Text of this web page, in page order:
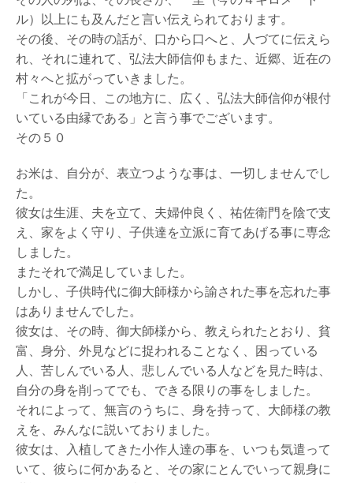
ル）以上にも及んだと言い伝えられております。
その後、その時の話が、口から口へと、人づてに伝えら
れ、それに連れて、弘法大師信仰もまた、近郷、近在の
村々へと拡がっていきました。
「これが今日、この地方に、広く、弘法大師信仰が根付
いている由縁である」と言う事でございます。
その５０
お米は、自分が、表立つような事は、一切しませんでし
た。
彼女は生涯、夫を立て、夫婦仲良く、祐佐衛門を陰で支
え、家をよく守り、子供達を立派に育てあげる事に専念
しました。
またそれで満足していました。
しかし、子供時代に御大師様から諭された事を忘れた事
はありませんでした。
彼女は、その時、御大師様から、教えられたとおり、貧
富、身分、外見などに捉われることなく、困っている
人、苦しんでいる人、悲しんでいる人などを見た時は、
自分の身を削ってでも、できる限りの事をしました。
それによって、無言のうちに、身を持って、大師様の教
えを、みんなに説いておりました。
彼女は、入植してきた小作人達の事を、いつも気遣って
いて、彼らに何かあると、その家にとんでいって親身に